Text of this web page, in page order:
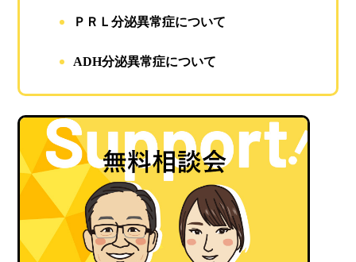
ＰＲＬ分泌異常症について
ADH分泌異常症について